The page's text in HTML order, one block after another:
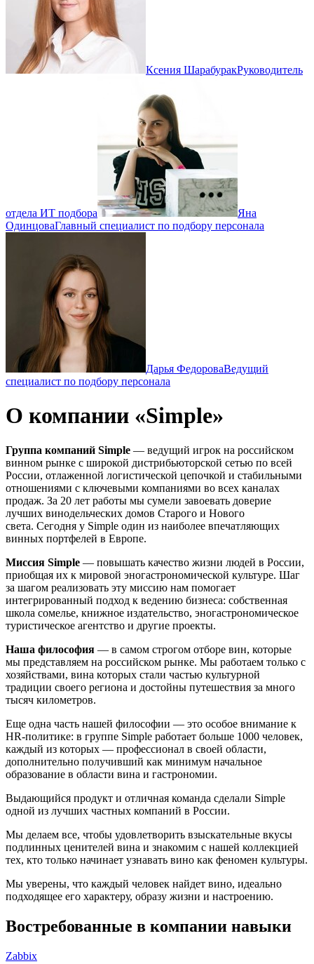
Ксения ШарабуракРуководитель
отдела ИТ подбора
Яна
ОдинцоваГлавный специалист по подбору персонала
Дарья ФедороваВедущий
специалист по подбору персонала
О компании «Simple»
Группа компаний Simple — ведущий игрок на российском
винном рынке с широкой дистрибьюторской сетью по всей
России, отлаженной логистической цепочкой и стабильными
отношениями с ключевыми компаниями во всех каналах
продаж. За 20 лет работы мы сумели завоевать доверие
лучших винодельческих домов Старого и Нового
света. Сегодня у Simple один из наиболее впечатляющих
винных портфелей в Европе.
Миссия Simple — повышать качество жизни людей в России,
приобщая их к мировой эногастрономической культуре. Шаг
за шагом реализовать эту миссию нам помогает
интегрированный подход к ведению бизнеса: собственная
школа сомелье, книжное издательство, эногастрономическое
туристическое агентство и другие проекты.
Наша философия — в самом строгом отборе вин, которые
мы представляем на российском рынке. Мы работаем только с
хозяйствами, вина которых стали частью культурной
традиции своего региона и достойны путешествия за много
тысяч километров.
Еще одна часть нашей философии — это особое внимание к
HR-политике: в группе Simple работает больше 1000 человек,
каждый из которых — профессионал в своей области,
дополнительно получивший как минимум начальное
образование в области вина и гастрономии.
Выдающийся продукт и отличная команда сделали Simple
одной из лучших частных компаний в России.
Мы делаем все, чтобы удовлетворить взыскательные вкусы
подлинных ценителей вина и знакомим с нашей коллекцией
тех, кто только начинает узнавать вино как феномен культуры.
Мы уверены, что каждый человек найдет вино, идеально
подходящее его характеру, образу жизни и настроению.
Востребованные в компании навыки
Zabbix